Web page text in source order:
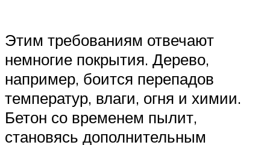
Этим требованиям отвечают
немногие покрытия. Дерево,
например, боится перепадов
температур, влаги, огня и химии.
Бетон со временем пылит,
становясь дополнительным